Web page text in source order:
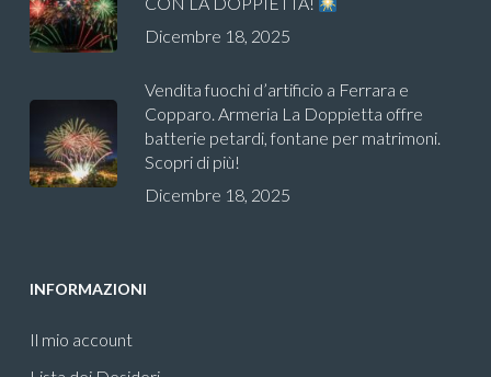
Dicembre 18, 2025
Vendita fuochi d’artificio a Ferrara e
Copparo. Armeria La Doppietta offre
batterie petardi, fontane per matrimoni.
Scopri di più!
Dicembre 18, 2025
INFORMAZIONI
Il mio account